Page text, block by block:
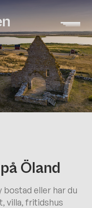
Öland
bostad eller har du
villa, fritidshus